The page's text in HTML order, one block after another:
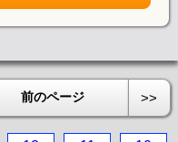
前のページ >>